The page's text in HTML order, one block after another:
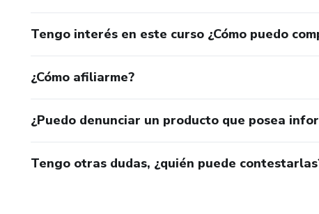
Tengo interés en este curso ¿Cómo puedo
¿Cómo afiliarme?
¿Puedo denunciar un producto que posea
Tengo otras dudas, ¿quién puede